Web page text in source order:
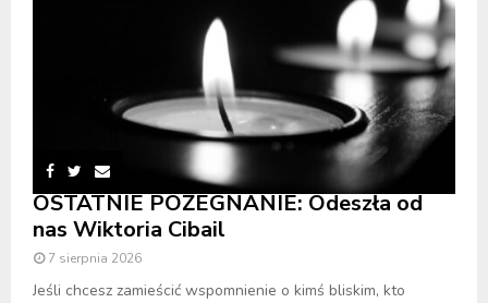
OSTATNIE POŻEGNANIE: Odeszła od
nas Wiktoria Cibail
7 sierpnia 2026
Jeśli chcesz zamieścić wspomnienie o kimś bliskim, kto